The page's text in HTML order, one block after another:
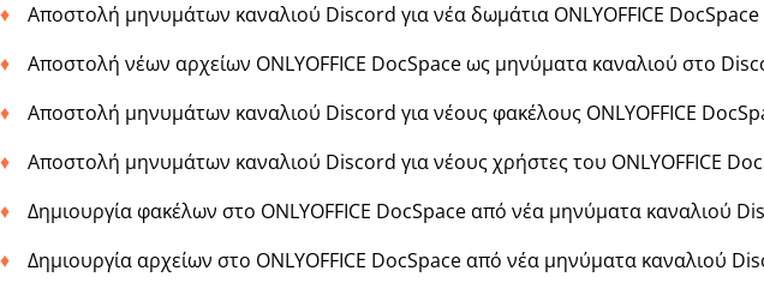
Αποστολή μηνυμάτων καναλιού Discord για νέα δωμάτια ONLYOFFICE DocSpace
Αποστολή νέων αρχείων ONLYOFFICE DocSpace ως μηνύματα καναλιού στο
Αποστολή μηνυμάτων καναλιού Discord για νέους φακέλους ONLYOFFICE
Αποστολή μηνυμάτων καναλιού Discord για νέους χρήστες του ONLYOFFICE
Δημιουργία φακέλων στο ONLYOFFICE DocSpace από νέα μηνύματα καναλιού
Δημιουργία αρχείων στο ONLYOFFICE DocSpace από νέα μηνύματα καναλιού